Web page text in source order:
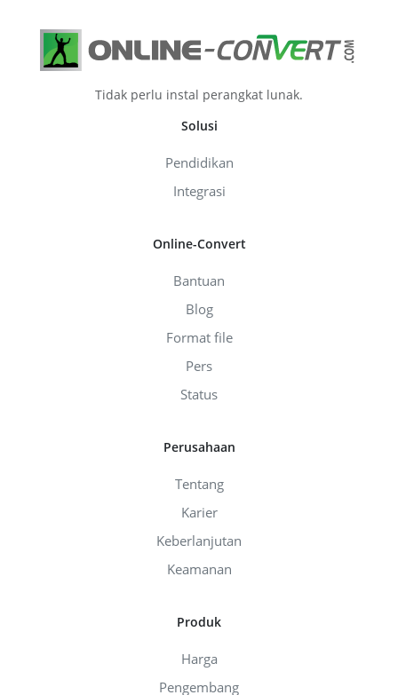
Tidak perlu instal perangkat lunak.
Solusi
Pendidikan
Integrasi
Online-Convert
Bantuan
Blog
Format file
Pers
Status
Perusahaan
Tentang
Karier
Keberlanjutan
Keamanan
Produk
Harga
Pengembang